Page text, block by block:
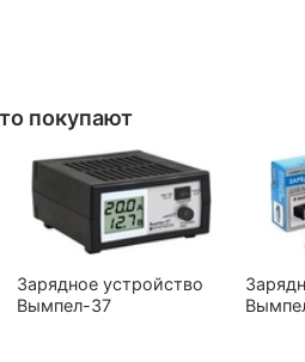
покупают
Зарядное устройство
Вымпел-37